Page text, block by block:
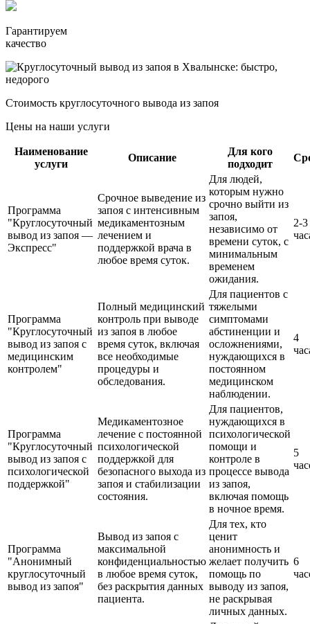
Гарантируем
качество
Стоимость круглосуточного вывода из запоя
Цены на наши услуги
Наименование
услуги
Описание
Для кого
подходит
Программа
"Круглосуточный
вывод из запоя —
Экспресс"
Срочное выведение из
запоя с интенсивным
медикаментозным
лечением и
поддержкой врача в
любое время суток.
Для людей,
которым нужно
срочно выйти из
запоя,
независимо от
времени суток, с
минимальным
временем
ожидания.
2-3
Программа
"Круглосуточный
вывод из запоя с
медицинским
контролем"
Полный медицинский
контроль при выводе
из запоя в любое
время суток, включая
все необходимые
процедуры и
обследования.
Для пациентов с
тяжелыми
симптомами
абстиненции и
осложнениями,
нуждающихся в
постоянном
медицинском
наблюдении.
4
Программа
"Круглосуточный
вывод из запоя с
психологической
поддержкой"
Медикаментозное
лечение с постоянной
психологической
поддержкой для
безопасного выхода из
запоя и стабилизации
состояния.
Для пациентов,
нуждающихся в
психологической
помощи и
контроле в
процессе вывода
из запоя,
включая помощь
в ночное время.
5
Программа
"Анонимный
круглосуточный
вывод из запоя"
Вывод из запоя с
максимальной
конфиденциальностью
в любое время суток,
без раскрытия данных
пациента.
Для тех, кто
ценит
анонимность и
желает получить
помощь по
выводу из запоя,
не раскрывая
личных данных.
6